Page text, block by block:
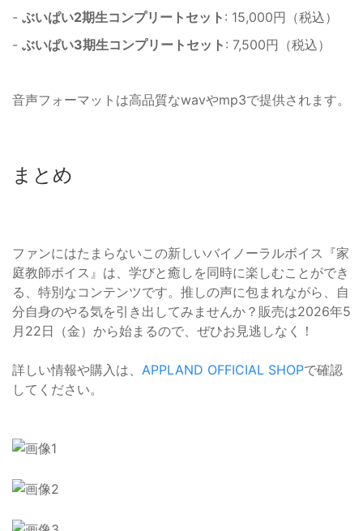
- ぶいぱい2期生コンプリートセット : 15,000円（税込）
- ぶいぱい3期生コンプリートセット : 7,500円（税込）
音声フォーマットは高品質なwavやmp3で提供されます。
まとめ
ファンにはたまらないこの新しいバイノーラルボイス『家
庭教師ボイス』は、学びと癒しを同時に楽しむことができ
る、特別なコンテンツです。推しの声に包まれながら、自
分自身のやる気を引き出してみませんか？販売は2026年5
月22日（金）から始まるので、ぜひお見逃しなく！
詳しい情報や購入は、 APPLAND OFFICIAL SHOPで確認
してください。